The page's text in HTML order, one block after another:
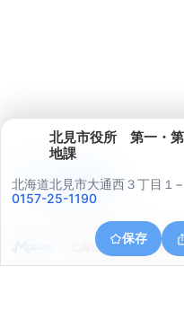
北見市役所 第一・
地課
北海道北見市大通西３丁目１−
0157-25-1190
保存
北海道北見市桜町３丁
アプリで見る